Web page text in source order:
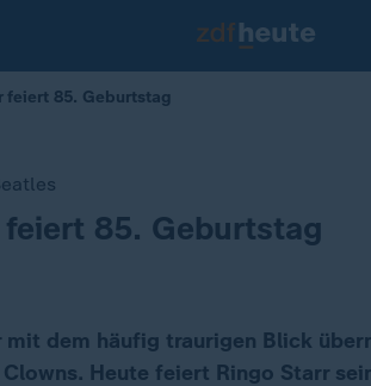
feiert 85. Geburtstag
85. Geburtstag
mit dem häufig traurigen Blick
Heute feiert Ringo Starr